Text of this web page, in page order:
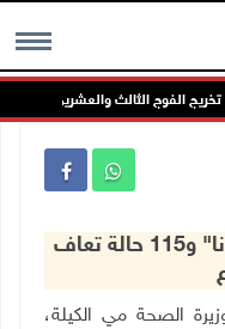
MENU
الفوج الثالث والعشرين من طلبتها
حالة وفاة و117 إصابة بـ"كورونا" و115 حالة تعاف
أعلنت وزيرة الصحة مي الكيلة،